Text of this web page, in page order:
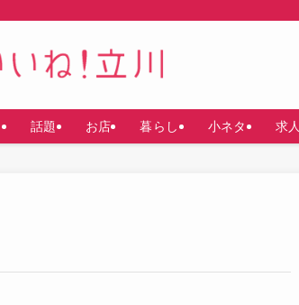
話題 お店 暮らし 小ネタ 求人